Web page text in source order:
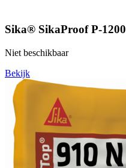
Sika® SikaProof P-1200
Niet beschikbaar
Bekijk